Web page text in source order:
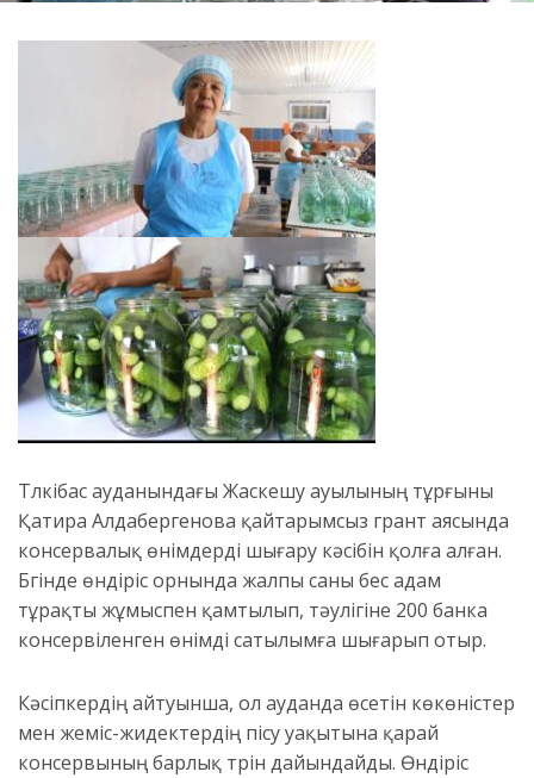
Түлкібас ауданындағы Жаскешу ауылының тұрғыны
Қатира Алдабергенова қайтарымсыз грант аясында
консервалық өнімдерді шығару кәсібін қолға алған.
Бүгінде өндіріс орнында жалпы саны бес адам
тұрақты жұмыспен қамтылып, тәулігіне 200 банка
консервіленген өнімді сатылымға шығарып отыр.
Кәсіпкердің айтуынша, ол ауданда өсетін көкөністер
мен жеміс-жидектердің пісу уақытына қарай
консервының барлық түрін дайындайды. Өндіріс